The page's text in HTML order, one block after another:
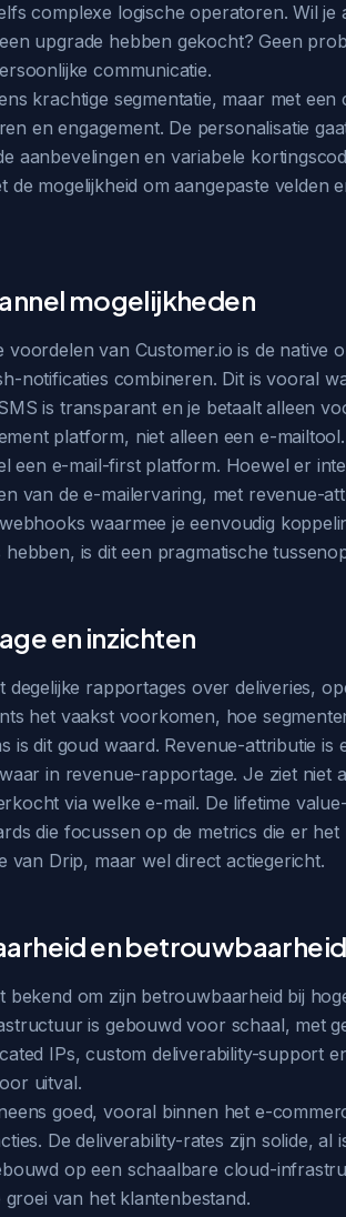
complexe logische operatoren. Wil
upgrade hebben gekocht? Geen
communicatie.
krachtige segmentatie, maar met
en engagement. De personalisatie
aanbevelingen en variabele
de mogelijkheid om aangepaste
mogelijkheden
voordelen van Customer.io is de
notificaties combineren. Dit is vooral
is transparant en je betaalt alleen
platform, niet alleen een e-mailtool.
een e-mail-first platform. Hoewel er
van de e-mailervaring, met revenue-
waarmee je eenvoudig
is dit een pragmatische
en inzichten
degelijke rapportages over deliveries,
het vaakst voorkomen, hoe
is dit goud waard. Revenue-attributie
in revenue-rapportage. Je ziet niet
via welke e-mail. De lifetime
die focussen op de metrics die er
van Drip, maar wel direct actiegericht.
en betrouwbaarheid
bekend om zijn betrouwbaarheid bij
is gebouwd voor schaal, met
IPs, custom deliverability-support
uitval.
goed, vooral binnen het e-
De deliverability-rates zijn solide,
op een schaalbare cloud-
van het klantenbestand.